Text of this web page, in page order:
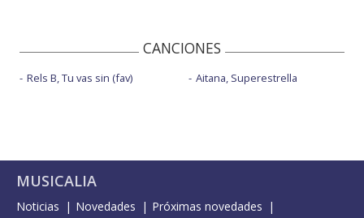
CANCIONES
Rels B, Tu vas sin (fav) Aitana, Superestrella
MUSICALIA
Noticias Novedades
Próximas novedades